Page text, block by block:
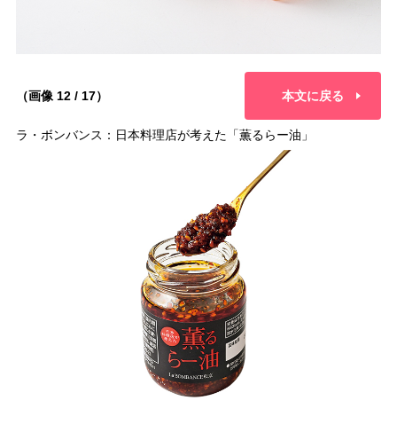
（画像 12 / 17） 本文に戻る
ラ・ボンバンス：日本料理店が考えた「薫るらー油」